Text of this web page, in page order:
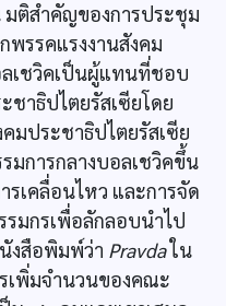
มติสำคัญของการประชุม
รรคแรงงานสังคม
เชวิคเป็นผู้แทนที่ชอบ
ชาธิปไตยรัสเซียโดย
มประชาธิปไตยรัสเซีย
มการกลางบอลเชวิคขึ้น
เคลื่อนไหว และการจัด
มกรเพื่อลักลอบนำไป
งสือพิมพ์ว่า Pravdaใน
เพิ่มจำนวนของคณะ